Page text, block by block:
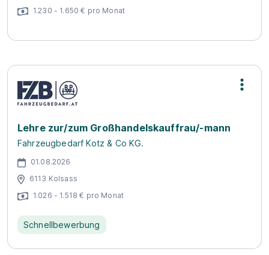
1.230 - 1.650 € pro Monat
Lehre zur/zum Großhandelskauffrau/-mann
Fahrzeugbedarf Kotz & Co KG.
01.08.2026
6113 Kolsass
1.026 - 1.518 € pro Monat
Schnellbewerbung